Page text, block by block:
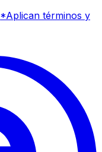
*Aplican términos y